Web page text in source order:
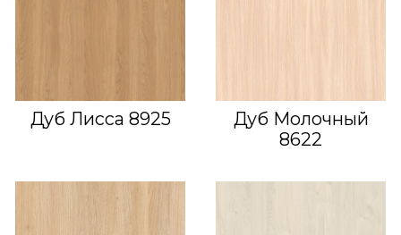
Дуб Лисса 8925
Дуб Молочный
8622